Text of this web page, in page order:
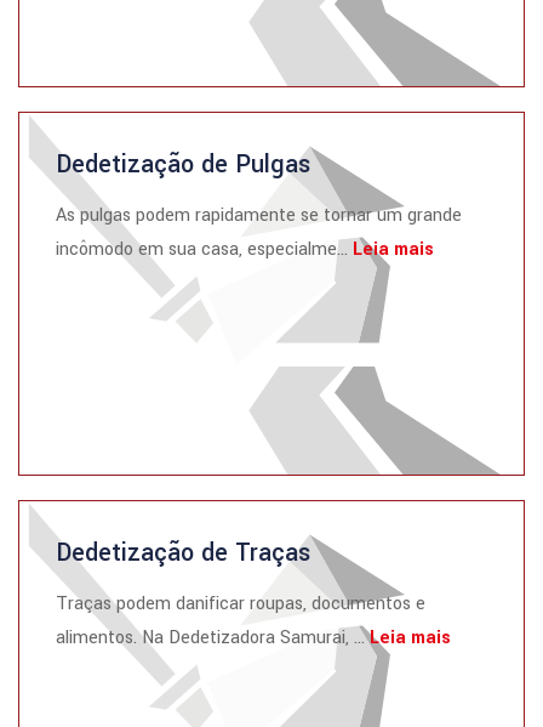
Dedetização de Pulgas
As pulgas podem rapidamente se tornar um grande
incômodo em sua casa, especialme... Leia mais
Dedetização de Traças
Traças podem danificar roupas, documentos e
alimentos. Na Dedetizadora Samurai, ...Leia mais